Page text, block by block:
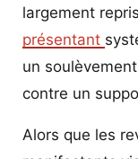
largement
présentant
un
contre un
Alors que les